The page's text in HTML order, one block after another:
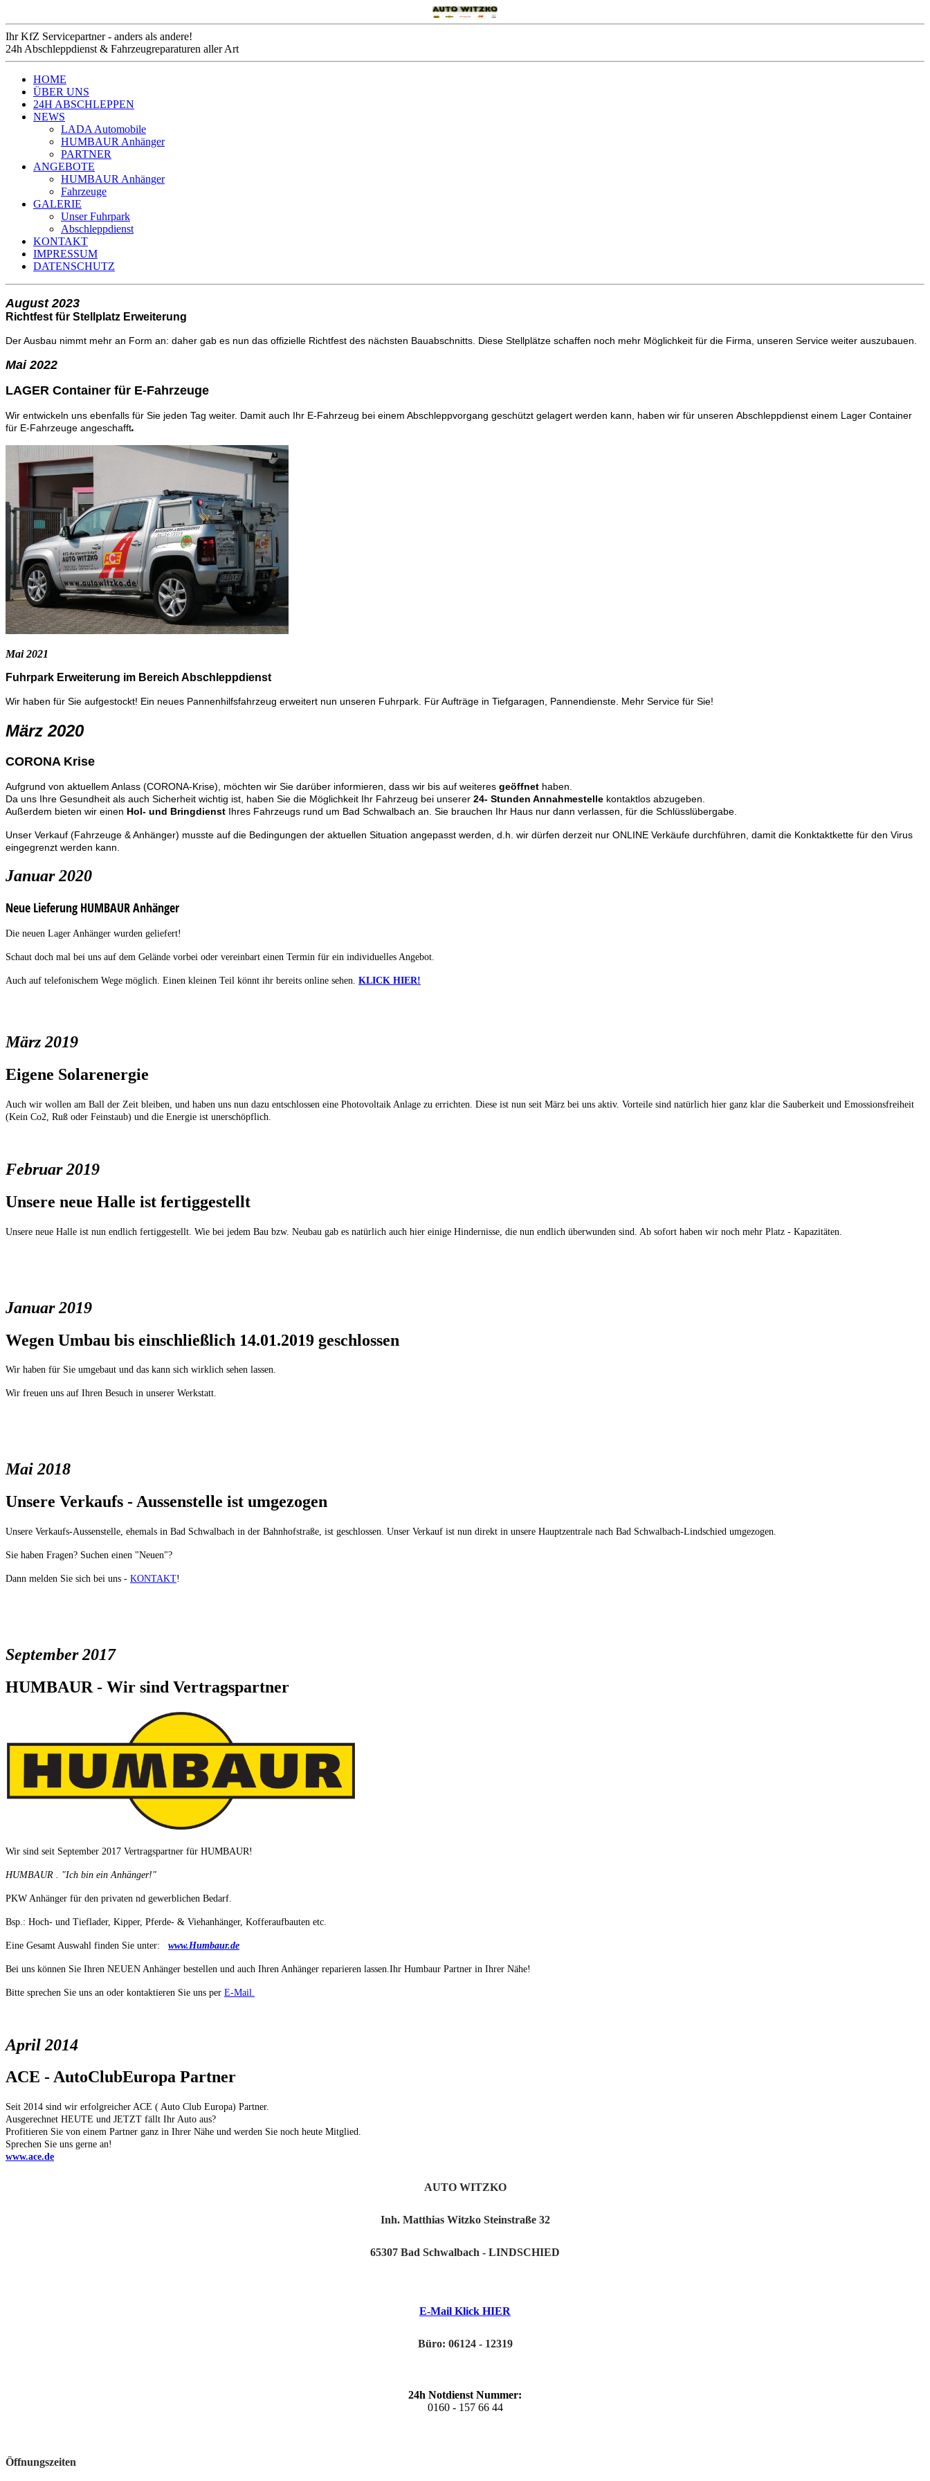
Ihr KfZ Servicepartner - anders als andere!
24h Abschleppdienst & Fahrzeugreparaturen aller Art
HOME
ÜBER UNS
24H ABSCHLEPPEN
NEWS
LADA Automobile
HUMBAUR Anhänger
PARTNER
ANGEBOTE
HUMBAUR Anhänger
Fahrzeuge
GALERIE
Unser Fuhrpark
Abschleppdienst
KONTAKT
IMPRESSUM
DATENSCHUTZ
August 2023
Richtfest für Stellplatz Erweiterung
Der Ausbau nimmt mehr an Form an: daher gab es nun das offizielle Richtfest des nächsten Bauabschnitts. Diese Stellplätze schaffen noch mehr Möglichkeit für die Firma, unseren Service weiter auszubauen.
Mai 2022
LAGER Container für E-Fahrzeuge
Wir entwickeln uns ebenfalls für Sie jeden Tag weiter. Damit auch Ihr E-Fahrzeug bei einem Abschleppvorgang geschützt gelagert werden kann, haben wir für unseren Abschleppdienst einem Lager Container
für E-Fahrzeuge angeschafft.
Mai 2021
Fuhrpark Erweiterung im Bereich Abschleppdienst
Wir haben für Sie aufgestockt! Ein neues Pannenhilfsfahrzeug erweitert nun unseren Fuhrpark. Für Aufträge in Tiefgaragen, Pannendienste. Mehr Service für Sie!
März 2020
CORONA Krise
Aufgrund von aktuellem Anlass (CORONA-Krise), möchten wir Sie darüber informieren, dass wir bis auf weiteres geöffnet haben.
Da uns Ihre Gesundheit als auch Sicherheit wichtig ist, haben Sie die Möglichkeit Ihr Fahrzeug bei unserer 24- Stunden Annahmestelle kontaktlos abzugeben.
Außerdem bieten wir einen Hol- und Bringdienst Ihres Fahrzeugs rund um Bad Schwalbach an. Sie brauchen Ihr Haus nur dann verlassen, für die Schlüsslübergabe.
Unser Verkauf (Fahrzeuge & Anhänger) musste auf die Bedingungen der aktuellen Situation angepasst werden, d.h. wir dürfen derzeit nur ONLINE Verkäufe durchführen, damit die Konktaktkette für den Virus
eingegrenzt werden kann.
Januar 2020
Neue Lieferung HUMBAUR Anhänger
Die neuen Lager Anhänger wurden geliefert!
Schaut doch mal bei uns auf dem Gelände vorbei oder vereinbart einen Termin für ein individuelles Angebot.
Auch auf telefonischem Wege möglich. Einen kleinen Teil könnt ihr bereits online sehen. KLICK HIER!
März 2019
Eigene Solarenergie
Auch wir wollen am Ball der Zeit bleiben, und haben uns nun dazu entschlossen eine Photovoltaik Anlage zu errichten. Diese ist nun seit März bei uns aktiv. Vorteile sind natürlich hier ganz klar die Sauberkeit und Emossionsfreiheit
(Kein Co2, Ruß oder Feinstaub) und die Energie ist unerschöpflich.
Februar 2019
Unsere neue Halle ist fertiggestellt
Unsere neue Halle ist nun endlich fertiggestellt. Wie bei jedem Bau bzw. Neubau gab es natürlich auch hier einige Hindernisse, die nun endlich überwunden sind. Ab sofort haben wir noch mehr Platz - Kapazitäten.
Januar 2019
Wegen Umbau bis einschließlich 14.01.2019 geschlossen
Wir haben für Sie umgebaut und das kann sich wirklich sehen lassen.
Wir freuen uns auf Ihren Besuch in unserer Werkstatt.
Mai 2018
Unsere Verkaufs - Aussenstelle ist umgezogen
Unsere Verkaufs-Aussenstelle, ehemals in Bad Schwalbach in der Bahnhofstraße, ist geschlossen. Unser Verkauf ist nun direkt in unsere Hauptzentrale nach Bad Schwalbach-Lindschied umgezogen.
Sie haben Fragen? Suchen einen "Neuen"?
Dann melden Sie sich bei uns - KONTAKT!
September 2017
HUMBAUR - Wir sind Vertragspartner
Wir sind seit September 2017 Vertragspartner für HUMBAUR!
HUMBAUR . "Ich bin ein Anhänger!"
PKW Anhänger für den privaten nd gewerblichen Bedarf.
Bsp.: Hoch- und Tieflader, Kipper, Pferde- & Viehanhänger, Kofferaufbauten etc.
Eine Gesamt Auswahl finden Sie unter: www.Humbaur.de
Bei uns können Sie Ihren NEUEN Anhänger bestellen und auch Ihren Anhänger reparieren lassen.Ihr Humbaur Partner in Ihrer Nähe!
Bitte sprechen Sie uns an oder kontaktieren Sie uns per E-Mail.
April 2014
ACE - AutoClubEuropa Partner
Seit 2014 sind wir erfolgreicher ACE ( Auto Club Europa) Partner.
Ausgerechnet HEUTE und JETZT fällt Ihr Auto aus?
Profitieren Sie von einem Partner ganz in Ihrer Nähe und werden Sie noch heute Mitglied.
Sprechen Sie uns gerne an!
www.ace.de
AUTO WITZKO
Inh. Matthias Witzko Steinstraße 32
65307 Bad Schwalbach - LINDSCHIED
E-Mail Klick HIER
Büro: 06124 - 12319
24h Notdienst Nummer:
0160 - 157 66 44
Öffnungszeiten